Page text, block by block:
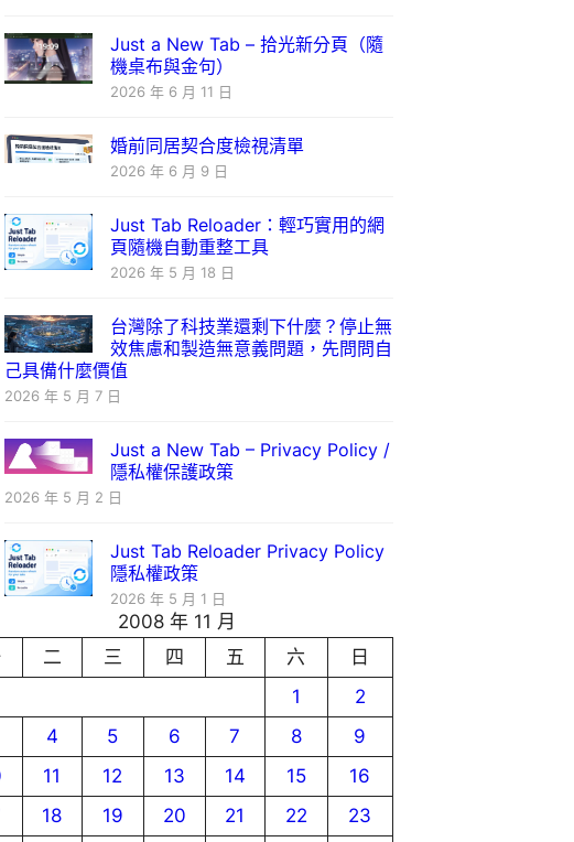
Just a New Tab – 拾光新分頁（隨
機桌布與金句）
2026 年 6 月 11 日
婚前同居契合度檢視清單
2026 年 6 月 9 日
Just Tab Reloader：輕巧實用的網
頁隨機自動重整工具
2026 年 5 月 18 日
台灣除了科技業還剩下什麼？停止無
效焦慮和製造無意義問題，先問問自
己具備什麼價值
2026 年 5 月 7 日
Just a New Tab – Privacy Policy /
隱私權保護政策
2026 年 5 月 2 日
Just Tab Reloader Privacy Policy
隱私權政策
2026 年 5 月 1 日
2008 年 11 月
二 三 四 五 六
日
1
2
4 5 6 7 8
9
11 12 13 14 15
16
18 19 20 21 22
23